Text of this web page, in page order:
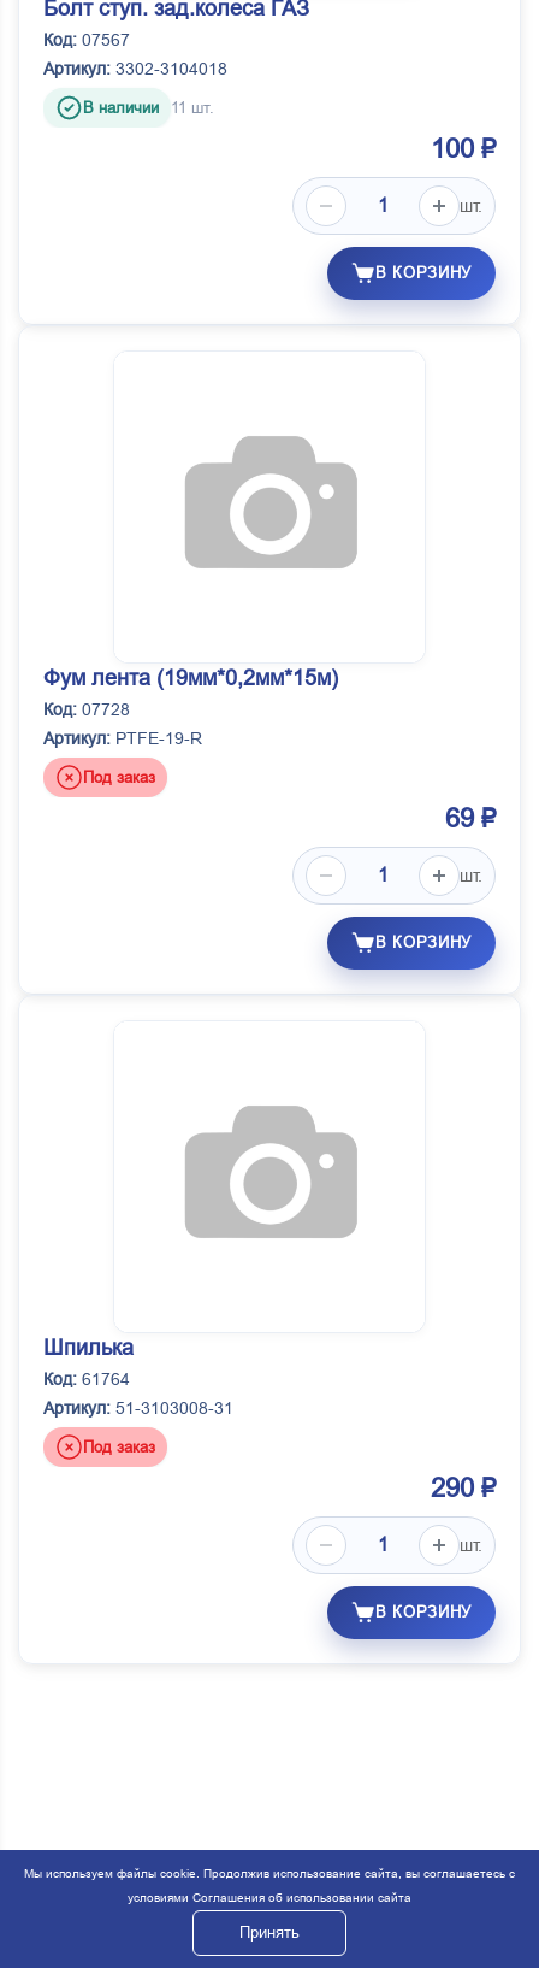
Болт ступ. зад.колеса ГАЗ
Код: 07567
Артикул: 3302-3104018
В наличии 11 шт.
100 ₽
шт.
В КОРЗИНУ
Фум лента (19мм*0,2мм*15м)
Код: 07728
Артикул: PTFE-19-R
Под заказ
69 ₽
шт.
В КОРЗИНУ
Шпилька
Код: 61764
Артикул: 51-3103008-31
Под заказ
290 ₽
шт.
В КОРЗИНУ
Мы используем файлы cookie. Продолжив использование сайта, вы соглашаетесь с
условиями Соглашения об использовании сайта
Принять